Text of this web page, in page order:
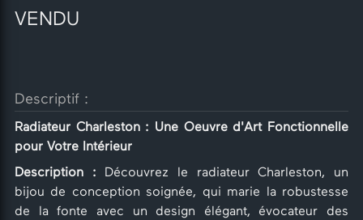
VENDU
Descriptif :
Radiateur Charleston : Une Oeuvre d'Art Fonctionnelle
pour Votre Intérieur
Description : Découvrez le radiateur Charleston, un
bijou de conception soignée, qui marie la robustesse
de la fonte avec un design élégant, évocateur des